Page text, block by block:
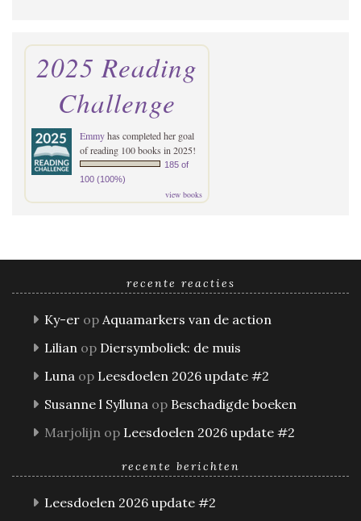
2025 Reading
Challenge
Emmyhas completed her goal
of reading 100 books in 2025!
185 of
100 (100%)
view books
recente reacties
Ky-er op Aquamarkers van de action
Lilian op Diersymboliek: de muis
Luna op Leesdoelen 2026 update #2
Susanne l Sylluna op Beschadigde boeken
Marjolijn op Leesdoelen 2026 update #2
recente berichten
Leesdoelen 2026 update #2